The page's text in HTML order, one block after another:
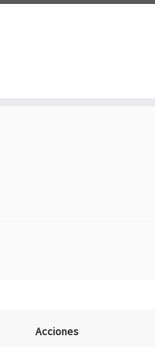
Acciones